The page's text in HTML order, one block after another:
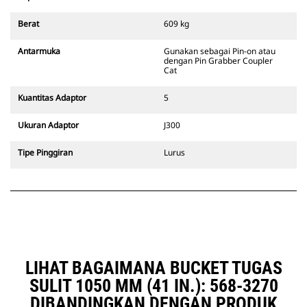
excavator beroda. Trenching width
Attachment yang kompatibel
dengan sistem Coupler Khusus
coupler yang tetap. Coupler
penguncian jenis baji untuk
terpasang kencang.
excavator beroda.
Berat 609 kg
Antarmuka
Gunakan sebagai Pin-on atau
dengan Pin Grabber Coupler
Cat
Kuantitas Adaptor 5
Ukuran Adaptor J300
Tipe Pinggiran Lurus
LIHAT BAGAIMANA BUCKET TUGAS
SULIT 1050 MM (41 IN.): 568-3270